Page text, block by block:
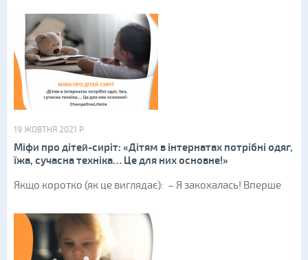
19 ЖОВТНЯ 2021 Р.
Міфи про дітей-сиріт: «Дітям в інтернатах потрібні одяг,
їжа, сучасна техніка… Це для них основне!»
Якщо коротко (як це виглядає): – Я закохалась! Вперше